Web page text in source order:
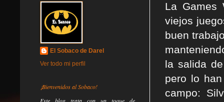
La Games
viejos
buen
la salida
pero lo
campo:
El Sobaco de Darel
Ver todo mi perfil
¡Bienvenidos al Sobaco!